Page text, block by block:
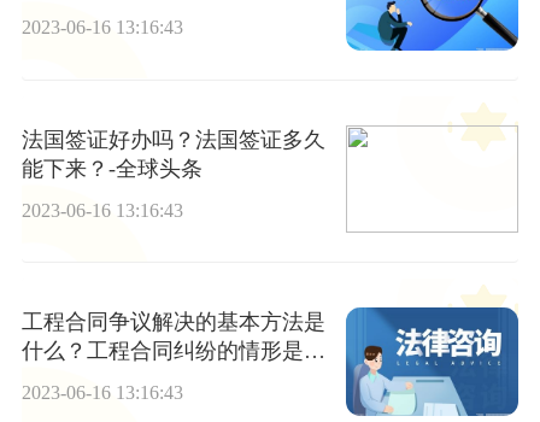
合同的类别是什么？
2023-06-16 13:16:43
法国签证好办吗？法国签证多久
能下来？-全球头条
2023-06-16 13:16:43
工程合同争议解决的基本方法是
什么？工程合同纠纷的情形是什
么？
2023-06-16 13:16:43